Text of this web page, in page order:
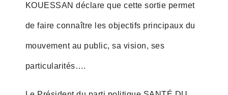
KOUESSAN déclare que cette sortie permet
de faire connaître les objectifs principaux du
mouvement au public, sa vision, ses
particularités….